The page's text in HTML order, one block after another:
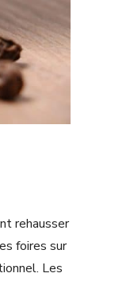
rehausser
foires sur
Les